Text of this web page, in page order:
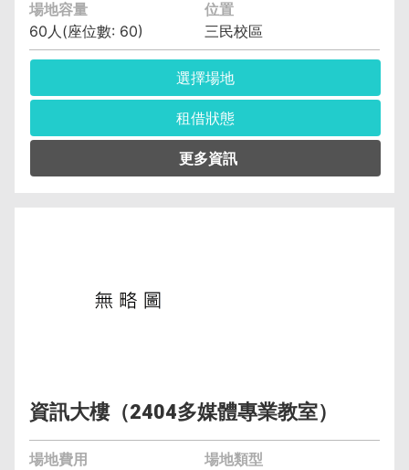
場地容量
位置
60人(座位數: 60)
三民校區
選擇場地
租借狀態
備註︰備有水電、燈光、空調
資訊大樓（2404多媒體專業教室）
場地費用
場地類型